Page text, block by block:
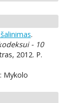
.
- 10
2012. P.
Mykolo